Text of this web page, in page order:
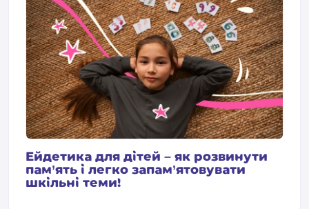
Ейдетика для дітей – як розвинути
пам’ять і легко запам’ятовувати
шкільні теми!